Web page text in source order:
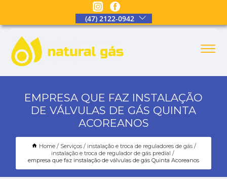
(47) 2122-0942
EMPRESA QUE FAZ INSTALAÇÃO
DE VÁLVULAS DE GÁS QUINTA
ACOREANOS
Home Serviços
instalação e troca de reguladores de gás
instalação e troca de regulador de gás predial
empresa que faz instalação de válvulas de gás Quinta Acoreanos